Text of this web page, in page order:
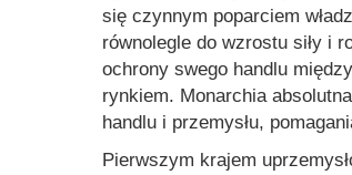
się czynnym poparciem
równolegle do wzrostu siły i
ochrony swego handlu
rynkiem. Monarchia
handlu i przemysłu,
Pierwszym krajem